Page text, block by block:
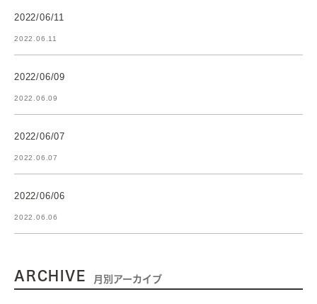
2022/06/11
2022.06.11
2022/06/09
2022.06.09
2022/06/07
2022.06.07
2022/06/06
2022.06.06
ARCHIVE 月別アーカイブ